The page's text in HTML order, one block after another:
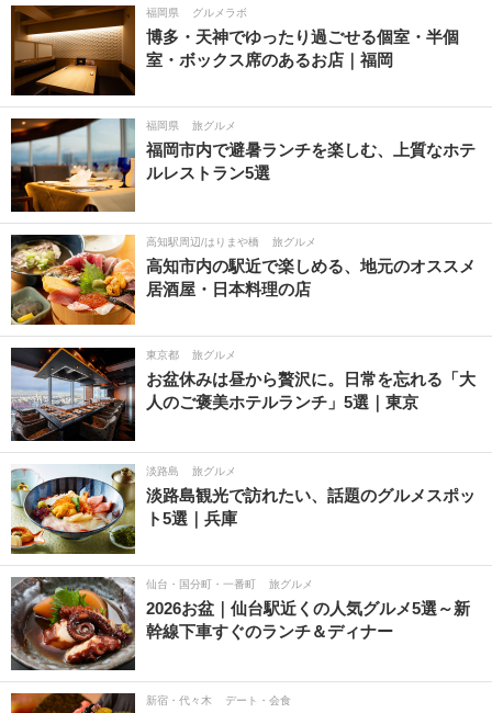
福岡県 グルメラボ
博多・天神でゆったり過ごせる個室・半個
室・ボックス席のあるお店｜福岡
福岡県 旅グルメ
福岡市内で避暑ランチを楽しむ、上質なホテ
ルレストラン5選
高知駅周辺/はりまや橋 旅グルメ
高知市内の駅近で楽しめる、地元のオススメ
居酒屋・日本料理の店
東京都 旅グルメ
お盆休みは昼から贅沢に。日常を忘れる「大
人のご褒美ホテルランチ」5選｜東京
淡路島 旅グルメ
淡路島観光で訪れたい、話題のグルメスポッ
ト5選｜兵庫
仙台・国分町・一番町 旅グルメ
2026お盆｜仙台駅近くの人気グルメ5選～新
幹線下車すぐのランチ＆ディナー
新宿・代々木 デート・会食